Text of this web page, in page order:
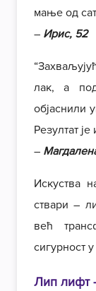
мање од
– Ирис, 52
лак, а
објаснили
Резултат
–
Искуства
ствари –
већ
сигурност
Лип лифт